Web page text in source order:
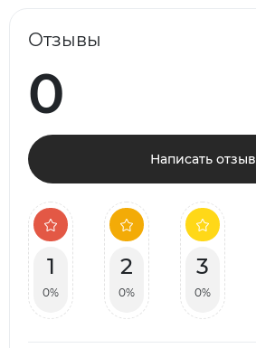
Отзывы
0
Написать отзыв
1
0%
2
0%
3
0%